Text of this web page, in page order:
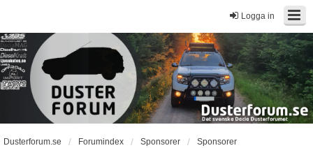
Logga in
Dusterforum.se Forumindex Sponsorer Sponsorer